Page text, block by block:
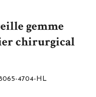
gemme
chirurgical
4704-HL